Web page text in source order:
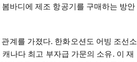
바디에 제조 항공기를 구매하는 방안
계를 가졌다. 한화오션도 어빙 조선소
나다 최고 부자급 가문의 소유. 이 재